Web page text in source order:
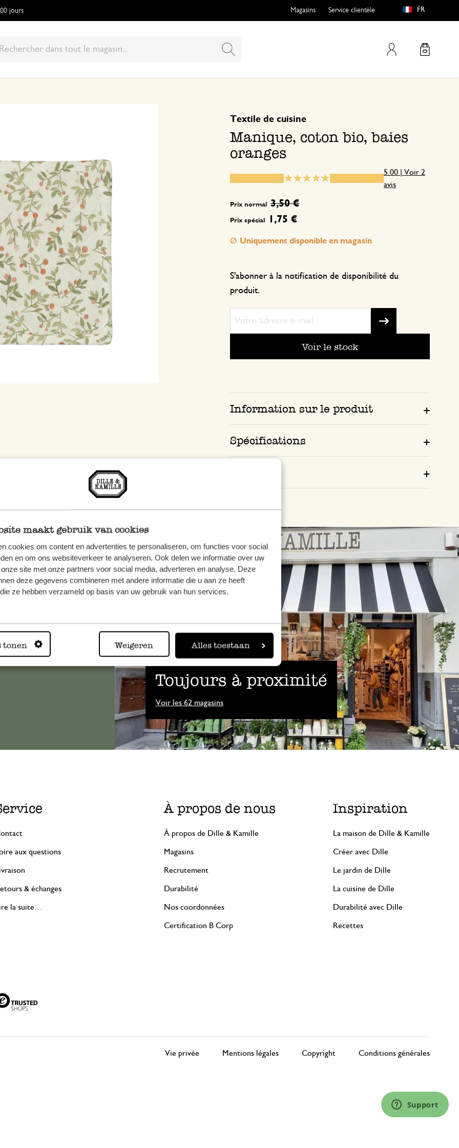
maakt gebruik van cookies
cookies om content en advertenties te personaliseren, om functies voor social
en om ons websiteverkeer te analyseren. Ook delen we informatie over uw
site met onze partners voor social media, adverteren en analyse. Deze
deze gegevens combineren met andere informatie die u aan ze heeft
ze hebben verzameld op basis van uw gebruik van hun services.
tonen Weigeren Alles toestaan
jours
Mon compte
Magasins Service clientèle FR
Manique, coton bio, baies
oranges
Textile de cuisine
5.00 | Voir 2
avis
Prix spécial 1,75 €
Prix normal 3,50 €
S'abonner à la notification de disponibilité du
produit.
Voir le stock
Uniquement disponible en magasin
Information sur le produit
Spécifications
Toujours à proximité
Voir les 62 magasins
veuillez
.
aux questions
& échanges
la suite…
À propos de nous
À propos de Dille & Kamille
Magasins
Recrutement
Durabilité
Nos coordonnées
Certification B Corp
Inspiration
La maison de Dille & Kamille
Créer avec Dille
Le jardin de Dille
La cuisine de Dille
Durabilité avec Dille
Recettes
Vie privée Mentions légales Copyright Conditions générales
Support
2
Bien épaisse pour ne pas se brûler